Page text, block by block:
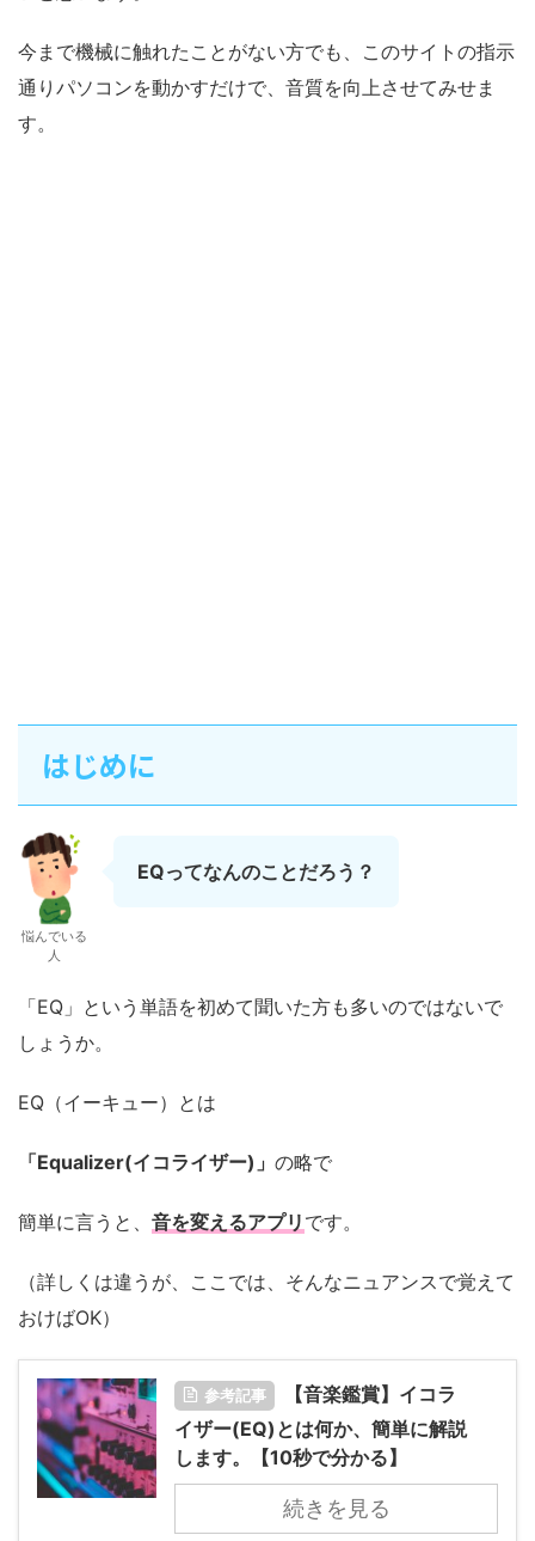
今まで機械に触れたことがない方でも、このサイトの指示
通りパソコンを動かすだけで、音質を向上させてみせま
す。
はじめに
悩んでいる
人
EQってなんのことだろう？
「EQ」という単語を初めて聞いた方も多いのではないで
しょうか。
EQ（イーキュー）とは
「Equalizer(イコライザー)」 の略で
簡単に言うと、 音を変えるアプリ です。
（詳しくは違うが、ここでは、そんなニュアンスで覚えて
おけばOK）
参考記事
【音楽鑑賞】イコラ
イザー(EQ)とは何か、簡単に解説
します。【10秒で分かる】
続きを見る